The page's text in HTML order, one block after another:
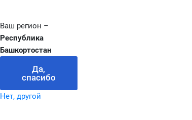
Ваш регион –
Республика
Башкортостан
Да,
спасибо
Нет, другой